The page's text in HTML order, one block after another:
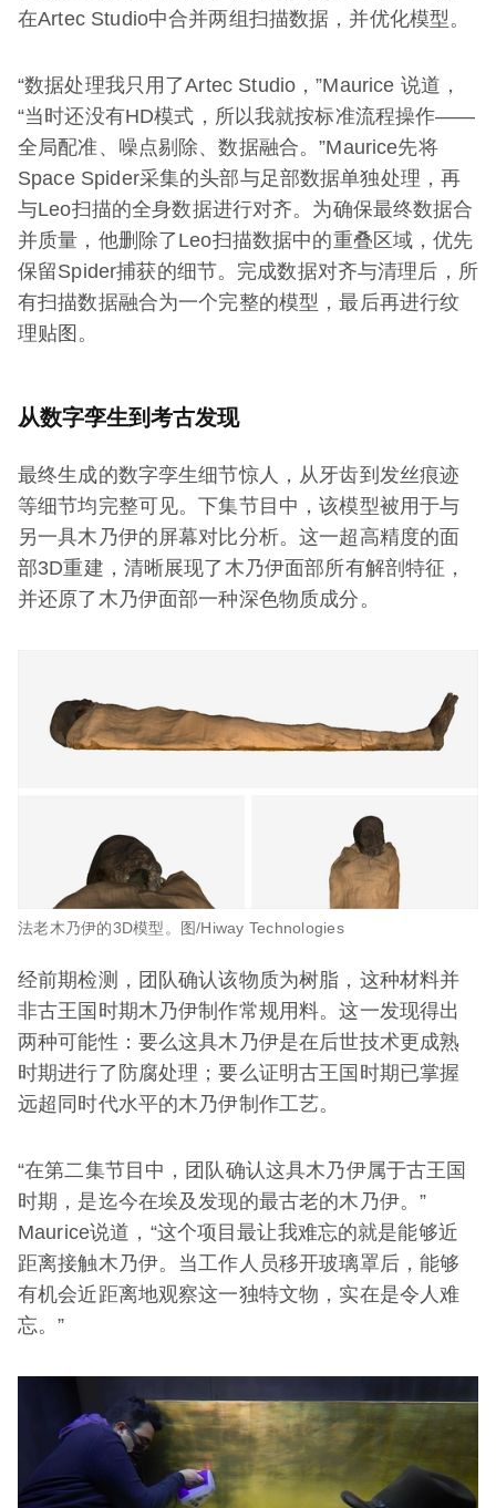
在Artec Studio中合并两组扫描数据，并优化模型。
“数据处理我只用了Artec Studio，”Maurice 说道，
“当时还没有HD模式，所以我就按标准流程操作——
全局配准、噪点剔除、数据融合。”Maurice先将
Space Spider采集的头部与足部数据单独处理，再
与Leo扫描的全身数据进行对齐。为确保最终数据合
并质量，他删除了Leo扫描数据中的重叠区域，优先
保留Spider捕获的细节。完成数据对齐与清理后，所
有扫描数据融合为一个完整的模型，最后再进行纹
理贴图。
从数字孪生到考古发现
最终生成的数字孪生细节惊人，从牙齿到发丝痕迹
等细节均完整可见。下集节目中，该模型被用于与
另一具木乃伊的屏幕对比分析。这一超高精度的面
部3D重建，清晰展现了木乃伊面部所有解剖特征，
并还原了木乃伊面部一种深色物质成分。
法老木乃伊的3D模型。图/Hiway Technologies
经前期检测，团队确认该物质为树脂，这种材料并
非古王国时期木乃伊制作常规用料。这一发现得出
两种可能性：要么这具木乃伊是在后世技术更成熟
时期进行了防腐处理；要么证明古王国时期已掌握
远超同时代水平的木乃伊制作工艺。
“在第二集节目中，团队确认这具木乃伊属于古王国
时期，是迄今在埃及发现的最古老的木乃伊。”
Maurice说道，“这个项目最让我难忘的就是能够近
距离接触木乃伊。当工作人员移开玻璃罩后，能够
有机会近距离地观察这一独特文物，实在是令人难
忘。”